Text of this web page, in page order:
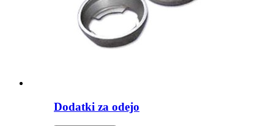
Dodatki za odejo